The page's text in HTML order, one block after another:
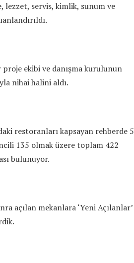
servis, kimlik, sunum ve
proje ekibi ve danışma kurulunun
nihai halini aldı.
restoranları kapsayan rehberde 5
135 olmak üzere toplam 422
bulunuyor.
açılan mekanlara ‘Yeni Açılanlar’